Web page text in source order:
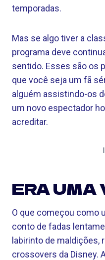
temporadas.
Mas se algo tiver a
programa deve
sentido. Esses são os
que você seja um fã
alguém assistindo-os
um novo espectador
acreditar.
ERA UMA
O que começou como
conto de fadas
labirinto de maldições,
crossovers da Disney.